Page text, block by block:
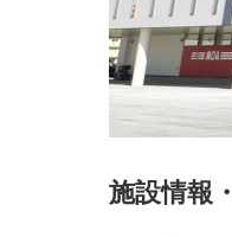
施設情報